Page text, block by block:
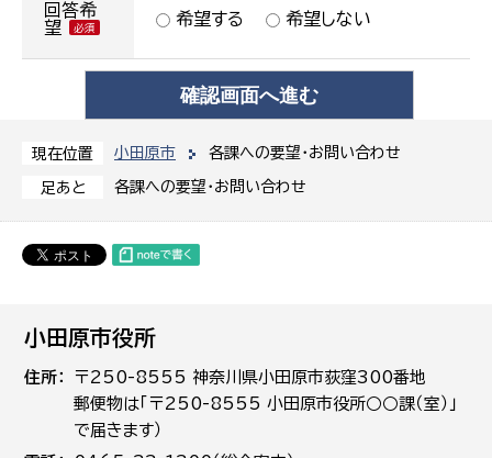
現在位置 小田原市 各課への要望・お問い合わせ
足あと 各課への要望・お問い合わせ
回答希
望
希望する 希望しない
小田原市役所
住所
〒250-8555 神奈川県小田原市荻窪300番地
郵便物は「〒250-8555 小田原市役所○○課（室）」
で届きます）